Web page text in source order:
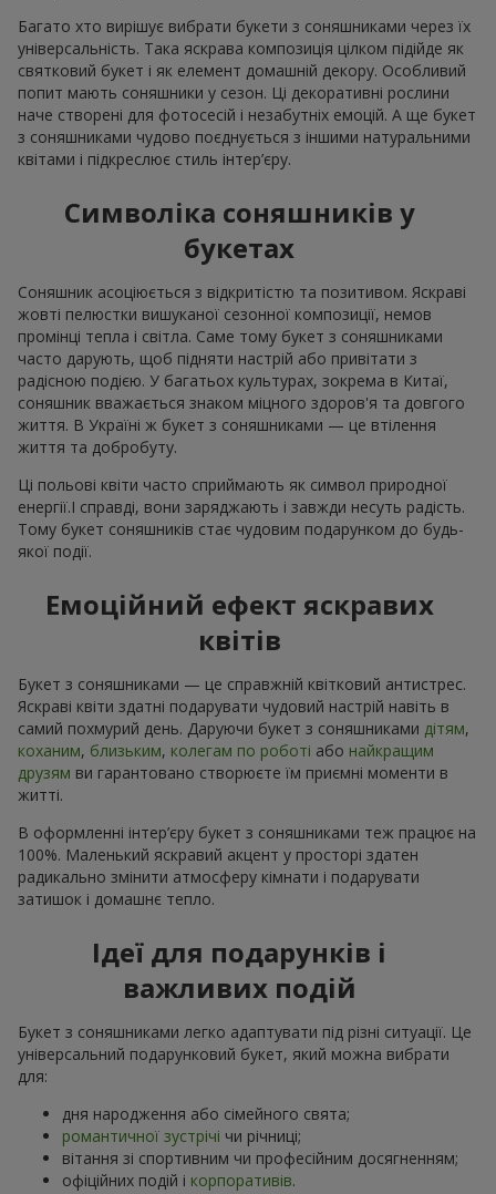
Багато хто вирішує вибрати букети з соняшниками через їх
універсальність. Така яскрава композиція цілком підійде як
святковий букет і як елемент домашній декору. Особливий
попит мають соняшники у сезон. Ці декоративні рослини
наче створені для фотосесій і незабутніх емоцій. А ще букет
з соняшниками чудово поєднується з іншими натуральними
квітами і підкреслює стиль інтер’єру.
Символіка соняшників у
букетах
Соняшник асоціюється з відкритістю та позитивом. Яскраві
жовті пелюстки вишуканої сезонної композиції, немов
промінці тепла і світла. Саме тому букет з соняшниками
часто дарують, щоб підняти настрій або привітати з
радісною подією. У багатьох культурах, зокрема в Китаї,
соняшник вважається знаком міцного здоров'я та довгого
життя. В Україні ж букет з соняшниками — це втілення
життя та добробуту.
Ці польові квіти часто сприймають як символ природної
енергії.І справді, вони заряджають і завжди несуть радість.
Тому букет соняшників стає чудовим подарунком до будь-
якої події.
Емоційний ефект яскравих
квітів
Букет з соняшниками — це справжній квітковий антистрес.
Яскраві квіти здатні подарувати чудовий настрій навіть в
самий похмурий день. Даруючи букет з соняшниками дітям,
коханим, близьким, колегам по роботі або найкращим
друзям ви гарантовано створюєте їм приємні моменти в
житті.
В оформленні інтер’єру букет з соняшниками теж працює на
100%. Маленький яскравий акцент у просторі здатен
радикально змінити атмосферу кімнати і подарувати
затишок і домашнє тепло.
Ідеї для подарунків і
важливих подій
Букет з соняшниками легко адаптувати під різні ситуації. Це
універсальний подарунковий букет, який можна вибрати
для:
дня народження або сімейного свята;
романтичної зустрічі чи річниці;
вітання зі спортивним чи професійним досягненням;
офіційних подій і корпоративів.